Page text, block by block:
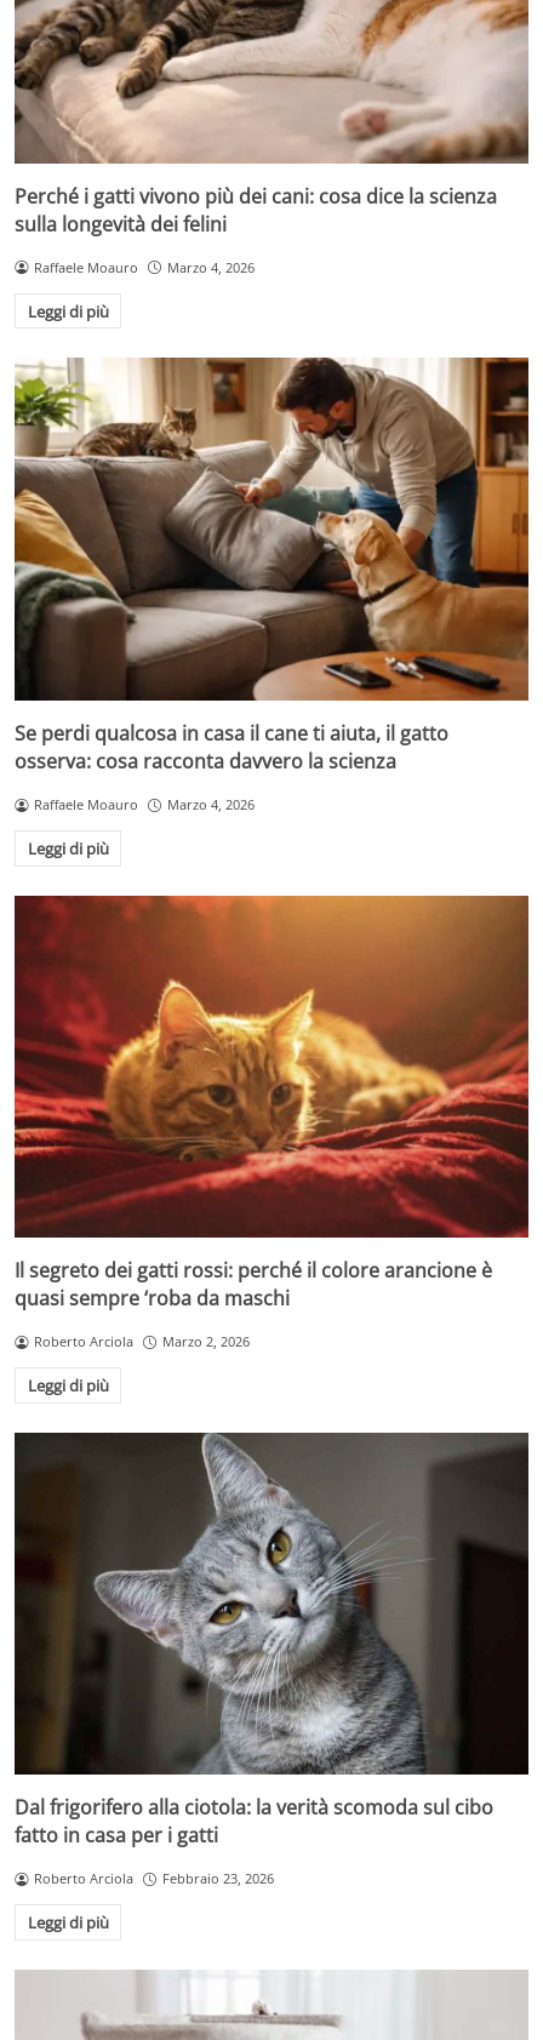
Perché i gatti vivono più dei cani: cosa dice la scienza
sulla longevità dei felini
Raffaele Moauro Marzo 4, 2026
Leggi di più
Se perdi qualcosa in casa il cane ti aiuta, il gatto
osserva: cosa racconta davvero la scienza
Raffaele Moauro Marzo 4, 2026
Leggi di più
Il segreto dei gatti rossi: perché il colore arancione è
quasi sempre ‘roba da maschi
Roberto Arciola Marzo 2, 2026
Leggi di più
Dal frigorifero alla ciotola: la verità scomoda sul cibo
fatto in casa per i gatti
Roberto Arciola Febbraio 23, 2026
Leggi di più